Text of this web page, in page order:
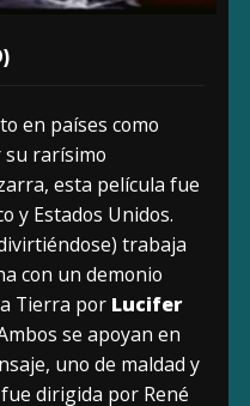
en países como
su rarísimo
esta película fue
y Estados Unidos.
trabaja
con un demonio
Tierra por Lucifer
se apoyan en
uno de maldad y
dirigida por René